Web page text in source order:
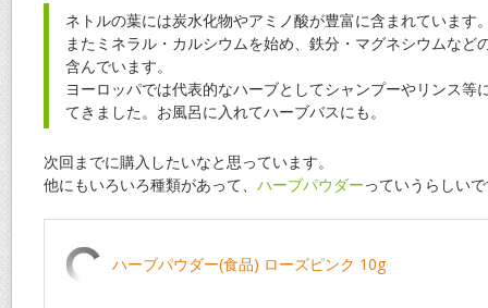
ネトルの葉には炭水化物やアミノ酸が豊富に含まれています
またミネラル・カルシウムを始め、鉄分・マグネシウムなど
含んでいます。
ヨーロッパでは代表的なハーブとしてシャンプーやリンス等
てきました。お風呂に入れてハーブバスにも。
次回までに購入したいなと思っています。
他にもいろいろ種類があって、 ハーブパウダーっていうらしい
ハーブパウダー(食品) ローズピンク 10g